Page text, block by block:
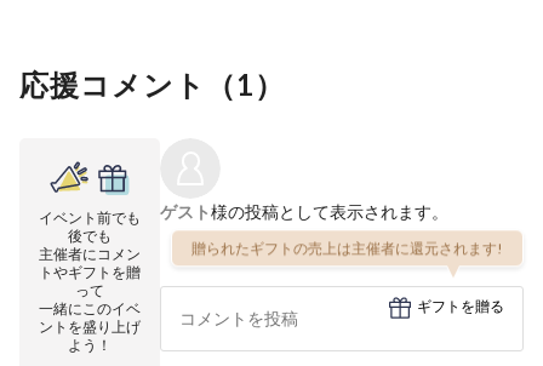
応援コメント（1）
イベント前でも
後でも
主催者にコメン
トやギフトを贈
って
一緒にこのイベ
ントを盛り上げ
よう！
ゲスト様の投稿として表示されます。
贈られたギフトの売上は主催者に還元されます!
ギフトを贈る